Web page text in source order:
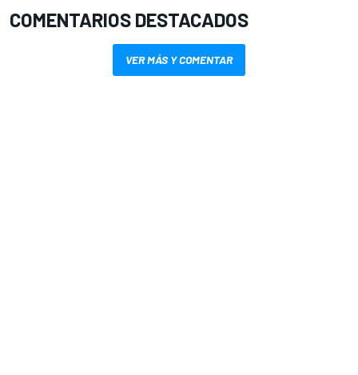
COMENTARIOS DESTACADOS
VER MÁS Y COMENTAR